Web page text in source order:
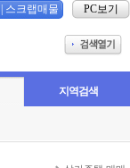
스크랩매물 PC보기
지역검색